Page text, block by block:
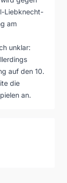
Liebknecht-
am
unklar:
auf den 10.
die
an.